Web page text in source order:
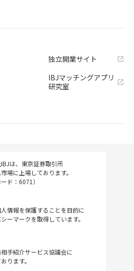
独立開業サイト
IBJマッチングアプリ
研究室
は、東京証券取引所
場に上場しております。
ード：6071）
情報を保護することを目的に
ーマークを取得しています。
手紹介サービス協議会に
ります。